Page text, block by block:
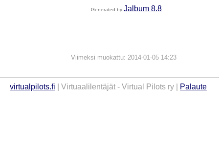
Generated by Jalbum 8.8
Viimeksi muokattu: 2014-01-05 14:23
virtualpilots.fi | Virtuaalilentäjät - Virtual Pilots ry | Palaute